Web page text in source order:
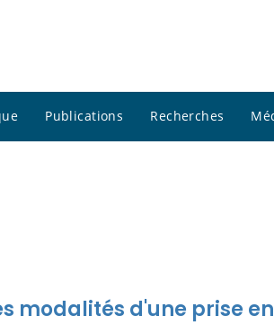
Publications Recherches
modalités d'une prise en